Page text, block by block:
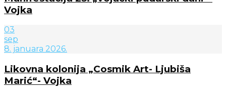
Vojka
03
sep
8. januara 2026.
Likovna kolonija „Cosmik Art- Ljubiša
Marić“- Vojka